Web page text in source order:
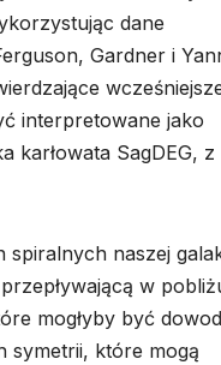
dane
Gardner i
interpretowane jako
karłowata SagDEG, z
naszej
w
mogłyby być
symetrii, które mogą